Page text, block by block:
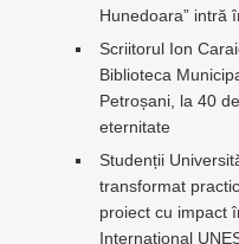
Hunedoara” intră
Scriitorul Ion
Biblioteca
Petroșani, la 40
eternitate
Studenții
transformat
proiect cu impact
Internațional